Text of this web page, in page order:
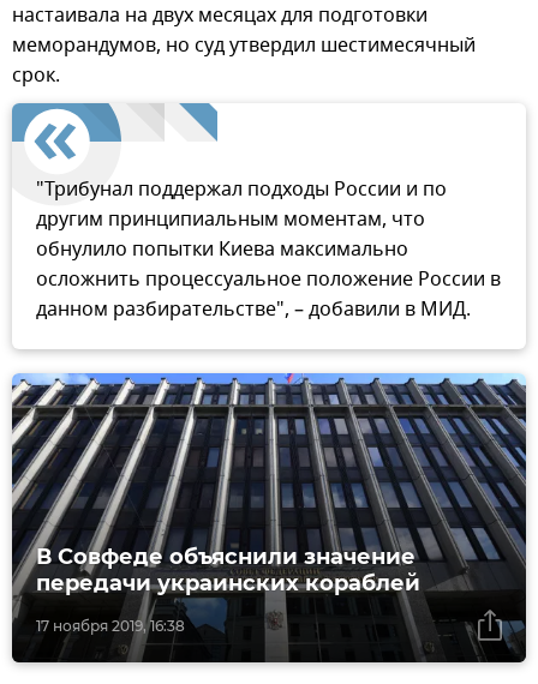
настаивала на двух месяцах для подготовки
меморандумов, но суд утвердил шестимесячный
срок.
"Трибунал поддержал подходы России и по
другим принципиальным моментам, что
обнулило попытки Киева максимально
осложнить процессуальное положение России в
данном разбирательстве", – добавили в МИД.
17 ноября 2019, 16:38
В Совфеде объяснили значение
передачи украинских кораблей